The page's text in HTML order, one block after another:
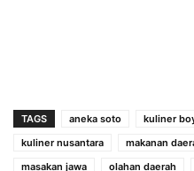
TAGS aneka soto kuliner
kuliner nusantara
makanan
masakan jawa
olahan daerah